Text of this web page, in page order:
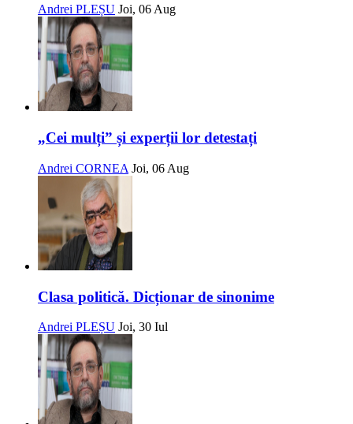
Andrei PLEȘU Joi, 06 Aug
„Cei mulți” și experții lor detestați
Andrei CORNEA Joi, 06 Aug
Clasa politică. Dicționar de sinonime
Andrei PLEȘU Joi, 30 Iul